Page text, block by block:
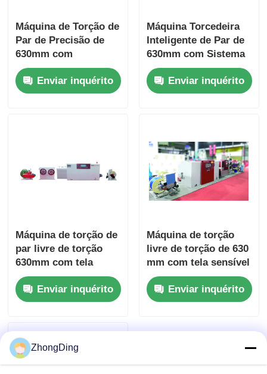
Máquina de Torção de
Par de Precisão de
630mm com
Operação Inteligente
de Tela Sensível ao
Toque
Enviar inquérito
Máquina Torcedeira
Inteligente de Par de
630mm com Sistema
Automático de
Balanço de Tensão
Enviar inquérito
Máquina de torção de
par livre de torção
630mm com tela
sensível ao toque de
tensão constante
automática
Enviar inquérito
Máquina de torção
livre de torção de 630
mm com tela sensível
ao toque do sistema
automático de tensão
constante
Enviar inquérito
ZhongDing